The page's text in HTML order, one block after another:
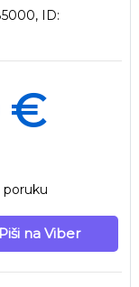
ID:
€
poruku
Piši na Viber